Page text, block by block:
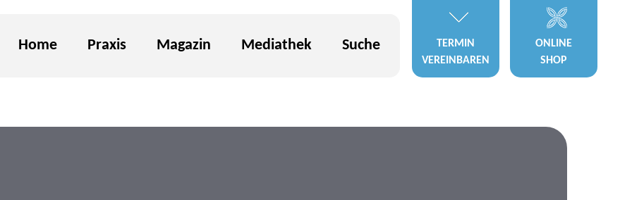
Home Praxis Magazin Mediathek Suche
TERMIN
VEREINBAREN
ONLINE
SHOP